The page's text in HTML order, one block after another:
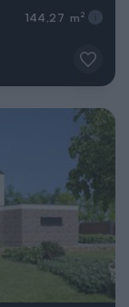
144,27 m 2